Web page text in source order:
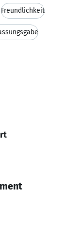
Freundlichkeit